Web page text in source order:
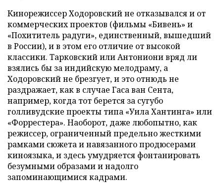
Кинорежиссер Ходоровский не отказывался и от
коммерческих проектов (фильмы «Бивень» и
«Похититель радуги», единственный, вышедший
в России), и в этом его отличие от высокой
классики. Тарковский или Антониони вряд ли
взялись бы за индийскую мелодраму, а
Ходоровский не брезгует, и это отнюдь не
раздражает, как в случае Гаса ван Сента,
например, когда тот берется за сугубо
голливудские проекты типа «Уила Хантинга» или
«Форрестера». Наоборот, даже любопытно, как
режиссер, ограниченный предельно жесткими
рамками сюжета и навязанного продюсерами
киноязыка, и здесь умудряется фонтанировать
безумными образами и надолго
запоминающимися кадрами.